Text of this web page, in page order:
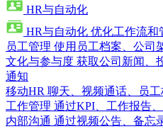
HR与自动化
HR与自动化 优化工作流和
员工管理 使用员工档案、公司
文化与参与度 获取公司新闻、
通知
移动HR 聊天、视频通话、员
工作管理 通过KPI、工作报告
内部沟通 通过视频公告、备忘